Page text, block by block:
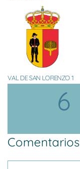
VAL DE SAN LORENZO 1
6
Comentarios